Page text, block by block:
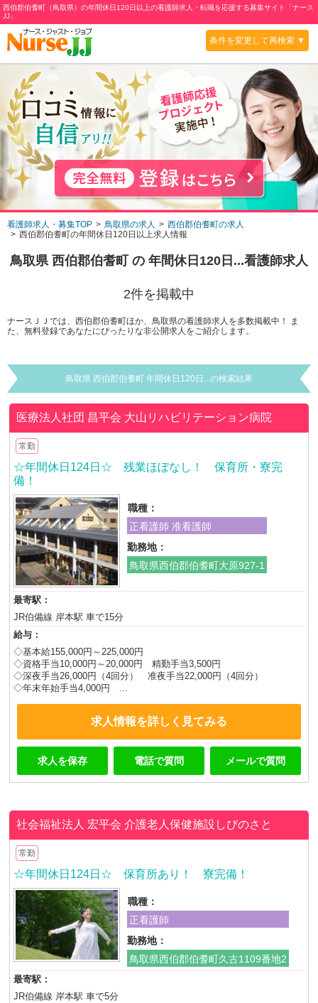
西伯郡伯耆町（鳥取県）の年間休日120日以上の看護師求人・転職を応援する募集サイト「ナース
JJ」
条件を変更して再検索 ▼
看護師求人・募集TOP 鳥取県の求人
西伯郡伯耆町の求人
西伯郡伯耆町の年間休日120日以上求人情報
鳥取県 西伯郡伯耆町 の 年間休日120日...看護師求人
2件を掲載中
ナースＪＪでは、西伯郡伯耆町ほか、鳥取県の看護師求人を多数掲載中！ ま
た、無料登録であなたにぴったりな非公開求人をご紹介します。
鳥取県 西伯郡伯耆町 年間休日120日...の検索結果
医療法人社団 昌平会 大山リハビリテーション病院
常勤
☆年間休日124日☆ 残業ほぼなし！ 保育所・寮完
備！
職種：
正看護師 准看護師
勤務地：
鳥取県西伯郡伯耆町大原927-1
最寄駅：
JR伯備線 岸本駅 車で15分
給与：
◇基本給155,000円～225,000円
◇資格手当10,000円～20,000円 精勤手当3,500円
◇深夜手当26,000円（4回分） 准夜手当22,000円（4回分）
◇年末年始手当4,000円 ...
求人情報を詳しく見てみる
求人を保存 電話で質問 メールで質問
社会福祉法人 宏平会介護老人保健施設しびのさと
常勤
☆年間休日124日☆ 保育所あり！ 寮完備！
職種：
正看護師
勤務地：
鳥取県西伯郡伯耆町久古1109番地2
最寄駅：
JR伯備線 岸本駅 車で5分